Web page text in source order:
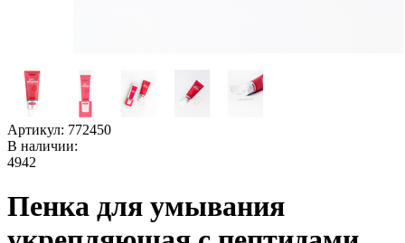
Артикул: 772450
В наличии:
4942
Пенка для умывания